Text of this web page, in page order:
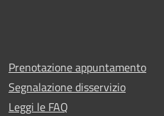
Prenotazione appuntamento
Segnalazione disservizio
Leggi le FAQ